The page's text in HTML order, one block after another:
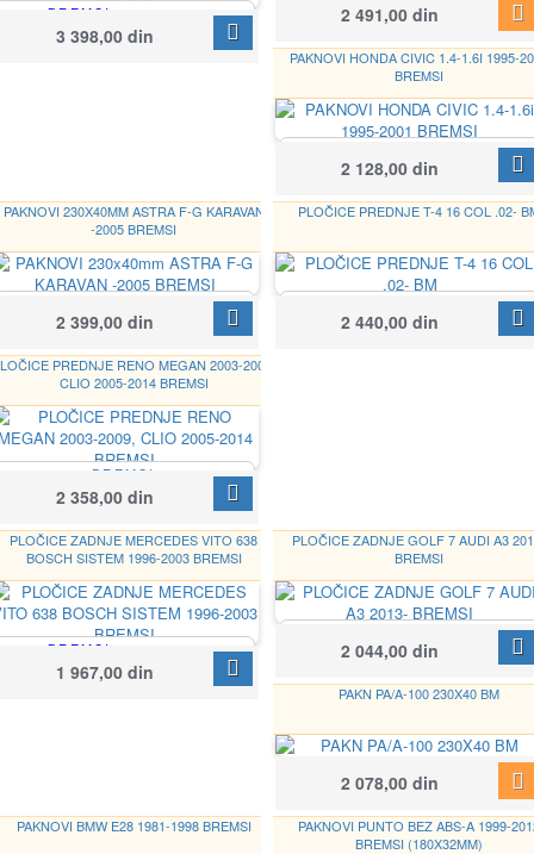
BREMSI
BP3508
Google
3 398,00 din
BP3364
2 491,00 din
PAKNOVI HONDA CIVIC 1.4-1.6I 1995-
BREMSI
GF0705
2 128,00 din
PAKNOVI 230X40MM ASTRA F-G KARAVAN
-2005 BREMSI
GF0358
Google
2 399,00 din
PLOČICE PREDNJE T-4 16 COL .02-
BP2900
2 440,00 din
PREDNJE RENO MEGAN 2003-2009,
CLIO 2005-2014 BREMSI
BREMSI
BP3264
2 358,00 din
PLOČICE ZADNJE MERCEDES VITO 638
BOSCH SISTEM 1996-2003 BREMSI
BREMSI
BP2705
Google
1 967,00 din
PLOČICE ZADNJE GOLF 7 AUDI A3
BREMSI
BP3518
2 044,00 din
PAKN PA/A-100 230X40 BM
GF0021
2 078,00 din
PAKNOVI BMW E28 1981-1998 BREMSI
PAKNOVI PUNTO BEZ ABS-A 1999-
BREMSI (180X32MM)